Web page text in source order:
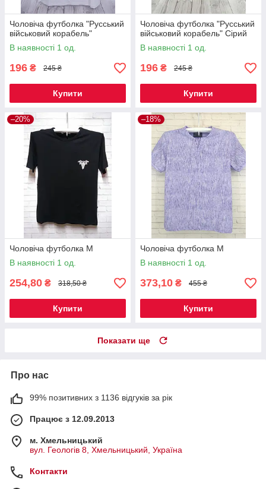
Чоловіча футболка "Русський
військовий корабель"
В наявності 1 од.
196 ₴ 245 ₴
Купити
Чоловіча футболка "Русський
військовий корабель" Сірий
В наявності 1 од.
196 ₴ 245 ₴
Купити
–20%
Чоловіча футболка M
В наявності 1 од.
254,80 ₴ 318,50 ₴
Купити
–18%
Чоловіча футболка М
В наявності 1 од.
373,10 ₴ 455 ₴
Купити
Показати ще
Про нас
99% позитивних з 1136 відгуків за рік
Працює з 12.09.2013
м. Хмельницький
вул. Геологів 8, Хмельницький, Україна
Контакти